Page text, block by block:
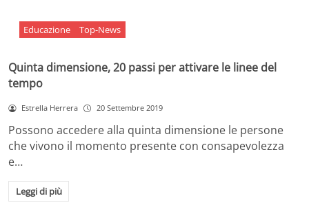
Educazione Top-News
Quinta dimensione, 20 passi per attivare le linee del
tempo
Estrella Herrera 20 Settembre 2019
Possono accedere alla quinta dimensione le persone
che vivono il momento presente con consapevolezza
e…
Leggi di più